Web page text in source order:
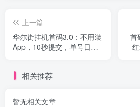
上一篇
华尔街挂机首码3.0：不用装
App，10秒提交，单号日撸
首
相关推荐
暂无相关文章